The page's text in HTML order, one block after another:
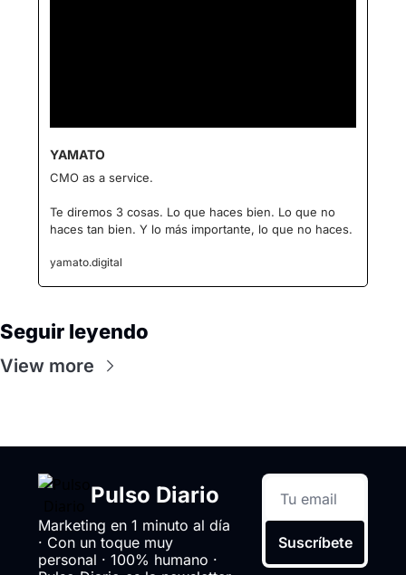
YAMATO
CMO as a service.
Te diremos 3 cosas. Lo que haces bien. Lo que no
haces tan bien. Y lo más importante, lo que no haces.
yamato.digital
Seguir leyendo
View more
Pulso Diario
Marketing en 1 minuto al día
· Con un toque muy
personal · 100% humano ·
Suscríbete